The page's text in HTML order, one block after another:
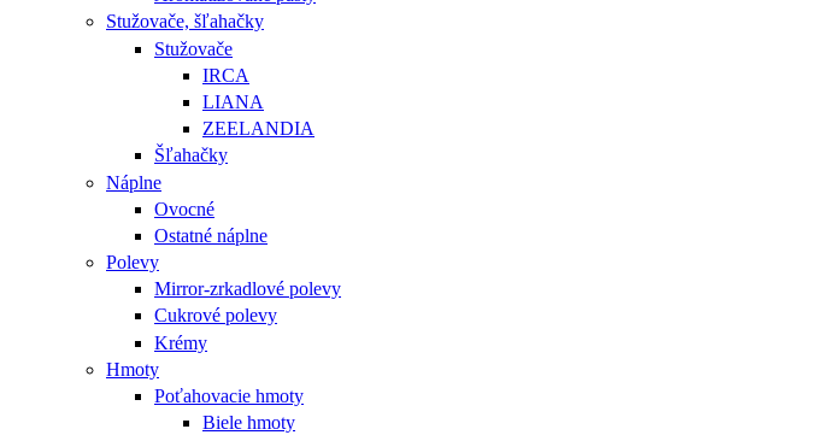
Stužovače, šľahačky
Stužovače
IRCA
LIANA
ZEELANDIA
Šľahačky
Náplne
Ovocné
Ostatné náplne
Polevy
Mirror-zrkadlové polevy
Cukrové polevy
Krémy
Hmoty
Poťahovacie hmoty
Biele hmoty